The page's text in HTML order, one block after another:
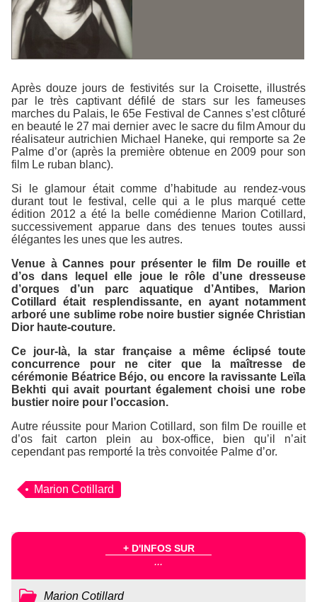
Après douze jours de festivités sur la Croisette, illustrés
par le très captivant défilé de stars sur les fameuses
marches du Palais, le 65e Festival de Cannes s’est clôturé
en beauté le 27 mai dernier avec le sacre du filmAmourdu
réalisateur autrichien Michael Haneke, qui remporte sa 2e
Palme d’or (après la première obtenue en 2009 pour son
film Le ruban blanc).
Si le glamour était comme d’habitude au rendez-vous
durant tout le festival, celle qui a le plus marqué cette
édition 2012 a été la belle comédienne Marion Cotillard,
successivement apparue dans des tenues toutes aussi
élégantes les unes que les autres.
Venue à Cannes pour présenter le film
De rouille et
d’os dans lequel elle joue le rôle d’une dresseuse
d’orques d’un parc aquatique d’Antibes, Marion
Cotillard était resplendissante, en ayant notamment
arboré une sublime robe noire bustier signée Christian
Dior haute-couture.
Ce jour-là, la star française a même éclipsé toute
concurrence pour ne citer que la maîtresse de
cérémonie Béatrice Béjo, ou encore la ravissante Leïla
Bekhti qui avait pourtant également choisi une robe
bustier noire pour l’occasion.
Autre réussite pour Marion Cotillard, son film De rouille et
d’os fait carton plein au box-office, bien qu’il n’ait
cependant pas remporté la très convoitée Palme d’or.
Marion Cotillard
+ D'INFOS SUR
...
Marion Cotillard